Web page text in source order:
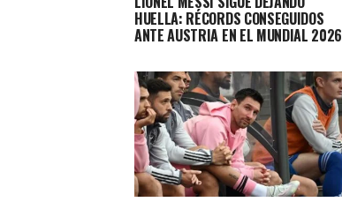
HUELLA: RÉCORDS CONSEGUIDOS
ANTE AUSTRIA EN EL MUNDIAL 2026